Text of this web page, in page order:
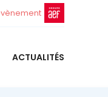
ACTUALITÉS